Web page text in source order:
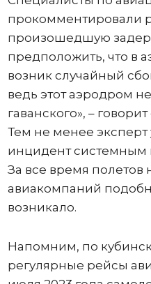
прокомментировали
произошедшую
предположить, что в
возник случайный
ведь этот аэродром
гаванского», –
Тем не менее эксперт
инцидент системным
За все время полетов
авиакомпаний
возникало.
Напомним, по
регулярные рейсы